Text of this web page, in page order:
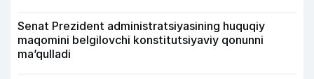
Senat Prezident administratsiyasining huquqiy
maqomini belgilovchi konstitutsiyaviy qonunni
ma’qulladi